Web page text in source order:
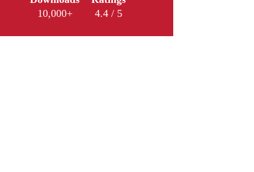
10,000+
4.4 / 5